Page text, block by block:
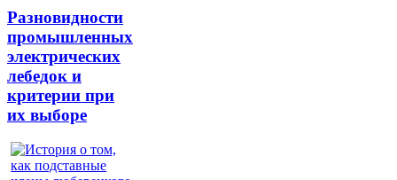
Разновидности
промышленных
электрических
лебедок и
критерии при
их выборе